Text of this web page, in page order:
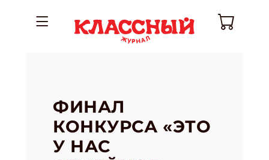
ФИНАЛ
КОНКУРСА «ЭТО
У НАС